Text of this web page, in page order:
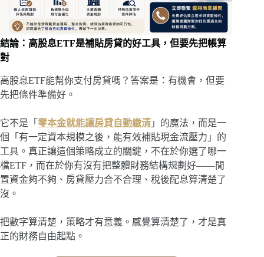
結論：高股息ETF是補貼房貸的好工具，但要先把帳算
對
高股息ETF能幫你支付房貸嗎？答案是：有機會，但要
先把條件準備好。
它不是「 零本金就能讓房貸自動繳清 」的魔法，而是一
個「有一定資本規模之後，能有效補貼現金流壓力」的
工具。真正讓這個策略成立的關鍵，不在於你選了哪一
檔ETF，而在於你有沒有把整體財務結構規劃好——閒
置資金夠不夠、房貸壓力合不合理、稅後配息算清楚了
沒。
把數字算清楚，策略才有意義。感覺算清楚了，才是真
正的財務自由起點。